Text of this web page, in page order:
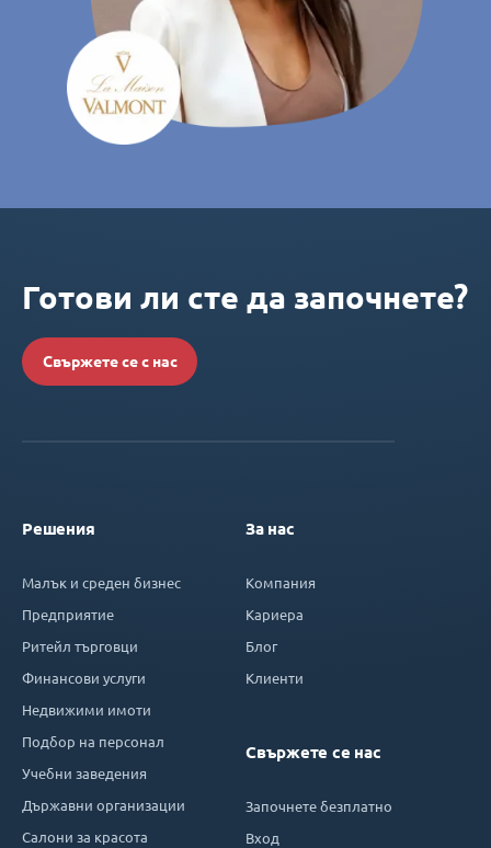
Готови ли сте да започнете?
Свържете се с нас
Решения
Малък и среден бизнес
Предприятие
Ритейл търговци
Финансови услуги
Недвижими имоти
Подбор на персонал
Учебни заведения
Държавни организации
Салони за красота
За нас
Компания
Кариера
Блог
Клиенти
Свържете се нас
Започнете безплатно
Вход